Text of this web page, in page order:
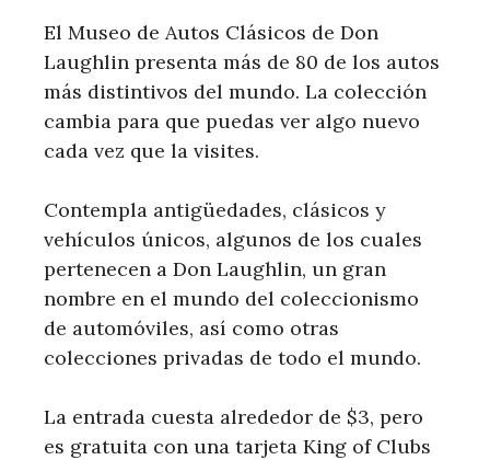
El Museo de Autos Clásicos de Don
Laughlin presenta más de 80 de los autos
más distintivos del mundo. La colección
cambia para que puedas ver algo nuevo
cada vez que la visites.
Contempla antigüedades, clásicos y
vehículos únicos, algunos de los cuales
pertenecen a Don Laughlin, un gran
nombre en el mundo del coleccionismo
de automóviles, así como otras
colecciones privadas de todo el mundo.
La entrada cuesta alrededor de $3, pero
es gratuita con una tarjeta King of Clubs